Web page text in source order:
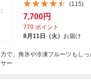
(115)
7,700円
770 ポイント
8月11日（火） お届け
で、角氷や冷凍フルーツもし
ー